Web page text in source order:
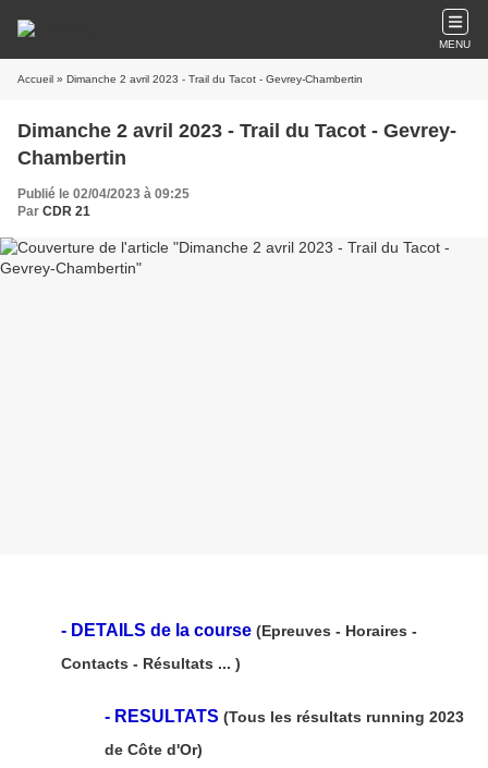
MENU
Accueil » Dimanche 2 avril 2023 - Trail du Tacot - Gevrey-Chambertin
Dimanche 2 avril 2023 - Trail du Tacot - Gevrey-
Chambertin
Publié le 02/04/2023 à 09:25
Par CDR 21
- DETAILS de la course (Epreuves - Horaires -
Contacts - Résultats ... )
- RESULTATS (Tous les résultats running 2023
de Côte d'Or)